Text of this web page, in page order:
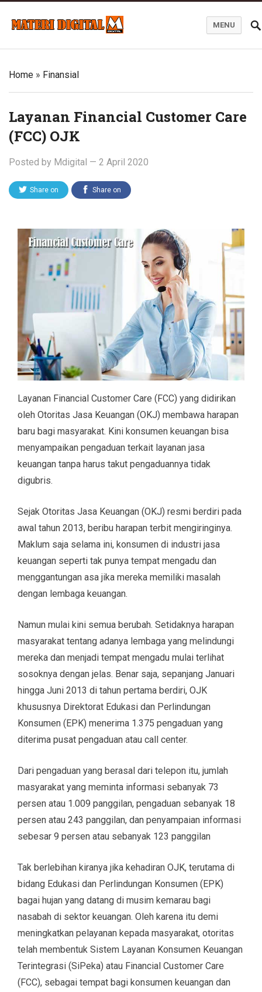
MENU
Home » Finansial
Layanan Financial Customer Care
(FCC) OJK
Posted by Mdigital — 2 April 2020
Share on Share on
Layanan Financial Customer Care (FCC) yang didirikan
oleh Otoritas Jasa Keuangan (OKJ) membawa harapan
baru bagi masyarakat. Kini konsumen keuangan bisa
menyampaikan pengaduan terkait layanan jasa
keuangan tanpa harus takut pengaduannya tidak
digubris.
Sejak Otoritas Jasa Keuangan (OKJ) resmi berdiri pada
awal tahun 2013, beribu harapan terbit mengiringinya.
Maklum saja selama ini, konsumen di industri jasa
keuangan seperti tak punya tempat mengadu dan
menggantungan asa jika mereka memiliki masalah
dengan lembaga keuangan.
Namun mulai kini semua berubah. Setidaknya harapan
masyarakat tentang adanya lembaga yang melindungi
mereka dan menjadi tempat mengadu mulai terlihat
sosoknya dengan jelas. Benar saja, sepanjang Januari
hingga Juni 2013 di tahun pertama berdiri, OJK
khususnya Direktorat Edukasi dan Perlindungan
Konsumen (EPK) menerima 1.375 pengaduan yang
diterima pusat pengaduan atau call center.
Dari pengaduan yang berasal dari telepon itu, jumlah
masyarakat yang meminta informasi sebanyak 73
persen atau 1.009 panggilan, pengaduan sebanyak 18
persen atau 243 panggilan, dan penyampaian informasi
sebesar 9 persen atau sebanyak 123 panggilan
Tak berlebihan kiranya jika kehadiran OJK, terutama di
bidang Edukasi dan Perlindungan Konsumen (EPK)
bagai hujan yang datang di musim kemarau bagi
nasabah di sektor keuangan. Oleh karena itu demi
meningkatkan pelayanan kepada masyarakat, otoritas
telah membentuk Sistem Layanan Konsumen Keuangan
Terintegrasi (SiPeka) atau Financial Customer Care
(FCC), sebagai tempat bagi konsumen keuangan dan